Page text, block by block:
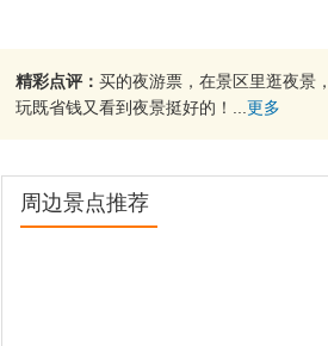
精彩点评： 买的夜游票，在景区里逛夜景
玩既省钱又看到夜景挺好的！... 更多
周边景点推荐